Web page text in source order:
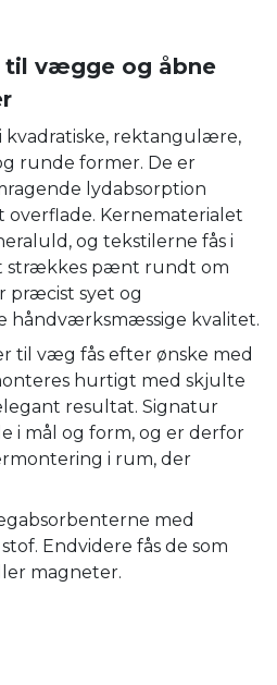
til vægge og åbne
kvadratiske, rektangulære,
runde former. De er
lydabsorption
overflade. Kernematerialet
og tekstilerne fås i
strækkes pænt rundt om
præcist syet og
håndværksmæssige kvalitet.
til væg fås efter ønske med
hurtigt med skjulte
resultat. Signatur
i mål og form, og er derfor
i rum, der
med
Endvidere fås de som
magneter.